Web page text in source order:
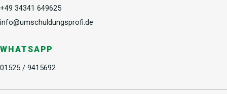
+49 34341 649625
info@umschuldungsprofi.de
WHATSAPP
01525 / 9415692